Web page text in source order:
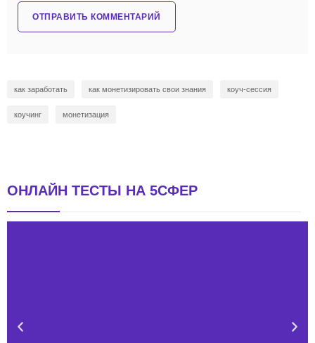
как заработать как монетизировать свои знания коуч-сессия
коучинг монетизация
ОНЛАЙН ТЕСТЫ НА 5СФЕР